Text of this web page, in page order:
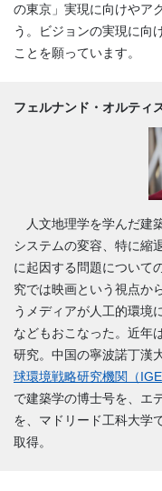
の東京」実現に向けやア
う。ビジョンの実現に向
ことを願っています。
フェルナンド・オルティ
人文地理学を学んだ建
システムの変容、特に縮
に起因する問題について
究では映画という視点か
うメディアが人工的環境
などもおこなった。近年
研究。中国の寧波諾丁漢
球環境戦略研究機関 （
で建築学の博士号を、エ
を、マドリード工科大学
取得。